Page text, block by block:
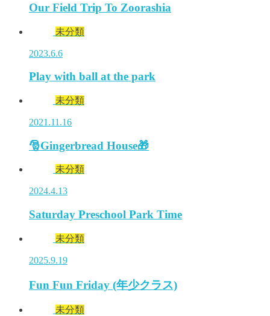
Our Field Trip To Zoorashia
未分類
2023.6.6
Play with ball at the park
未分類
2021.11.16
🎅Gingerbread House🎁
未分類
2024.4.13
Saturday Preschool Park Time
未分類
2025.9.19
Fun Fun Friday (年少クラス)
未分類